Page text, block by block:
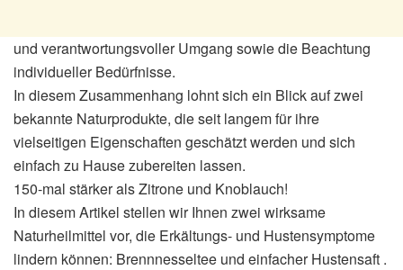
und verantwortungsvoller Umgang sowie die Beachtung
individueller Bedürfnisse.
In diesem Zusammenhang lohnt sich ein Blick auf zwei
bekannte Naturprodukte, die seit langem für ihre
vielseitigen Eigenschaften geschätzt werden und sich
einfach zu Hause zubereiten lassen.
150-mal stärker als Zitrone und Knoblauch!
In diesem Artikel stellen wir Ihnen zwei wirksame
Naturheilmittel vor, die Erkältungs- und Hustensymptome
lindern können: Brennnesseltee und einfacher Hustensaft .